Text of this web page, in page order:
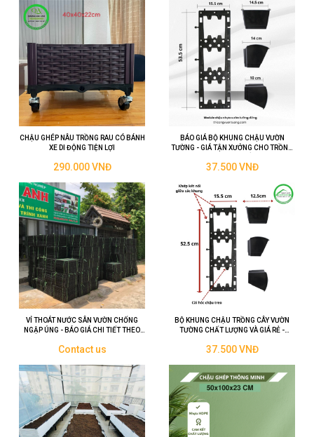
CHẬU GHÉP NÂU TRỒNG RAU CÓ BÁNH
XE DI ĐỘNG TIỆN LỢI
290.000 VNĐ
BÁO GIÁ BỘ KHUNG CHẬU VƯỜN
TƯỜNG - GIÁ TẬN XƯỞNG CHO TRỒNG
37.500 VNĐ
VỈ THOÁT NƯỚC SÂN VƯỜN CHỐNG
NGẬP ÚNG - BÁO GIÁ CHI TIẾT THEO
Contact us
BỘ KHUNG CHẬU TRỒNG CÂY VƯỜN
TƯỜNG CHẤT LƯỢNG VÀ GIÁ RẺ -
37.500 VNĐ